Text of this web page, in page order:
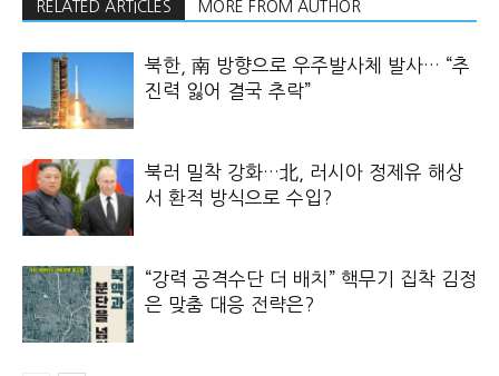
RELATED ARTICLES MORE FROM AUTHOR
북한, 南 방향으로 우주발사체 발사… “추
진력 잃어 결국 추락”
북러 밀착 강화…北, 러시아 정제유 해상
서 환적 방식으로 수입?
“강력 공격수단 더 배치” 핵무기 집착 김정
은 맞춤 대응 전략은?